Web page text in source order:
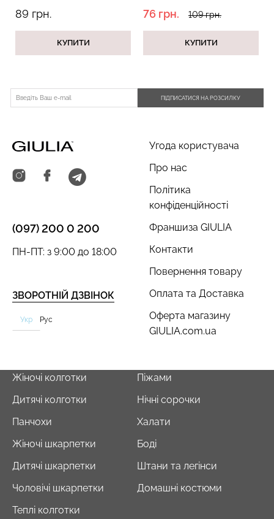
89 грн.
КУПИТИ
76 грн. 109 грн.
КУПИТИ
ПІДПИСАТИСЯ НА РОЗСИЛКУ
Угода користувача
Про нас
Політика
конфіденційності
Франшиза GIULIA
Контакти
Повернення товару
Оплата та Доставка
Оферта магазину
GIULIA.com.ua
(097) 200 0 200
ЗВОРОТНІЙ ДЗВІНОК
ПН-ПТ: з 9:00 до 18:00
Укр Рус
Жіночі колготки
Дитячі колготки
Панчохи
Жіночі шкарпетки
Дитячі шкарпетки
Чоловічі шкарпетки
Теплі колготки
Піжами
Нічні сорочки
Халати
Боді
Штани та легінси
Домашні костюми
279 грн.399 грн.
Безшовні труси сліпи з
легкою корекцією HI-LEG
258 грн.369 грн.